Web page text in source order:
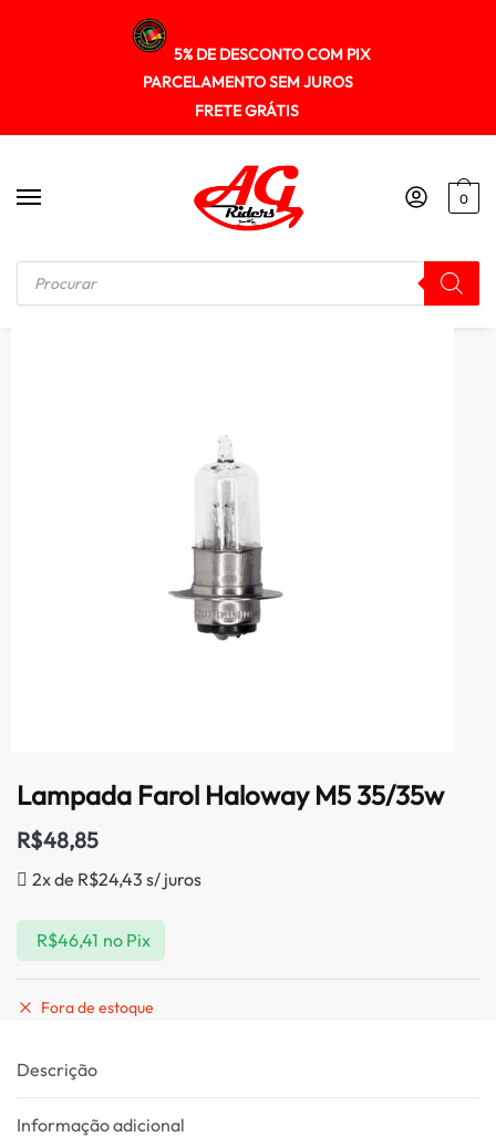
5% DE DESCONTO COM PIX
PARCELAMENTO SEM JUROS
FRETE GRÁTIS
0
Início / ILUMINAÇÃO
Lampada Farol Haloway M5 35/35w
R$48,85
2x de R$24,43 s/ juros
R$46,41 no Pix
Fora de estoque
Descrição
Informação adicional